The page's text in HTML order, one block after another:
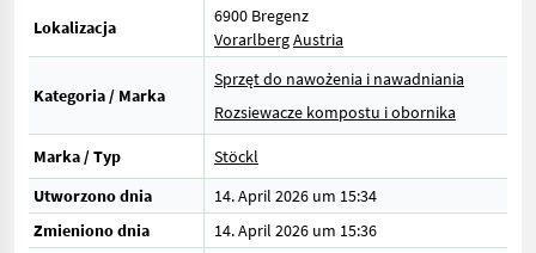
Lokalizacja
6900 Bregenz
VorarlbergAustria
Kategoria / Marka
Sprzęt do nawożenia i nawadniania
Rozsiewacze kompostu i obornika
Marka / Typ
Stöckl
Utworzono dnia
14. April 2026 um 15:34
Zmieniono dnia
14. April 2026 um 15:36